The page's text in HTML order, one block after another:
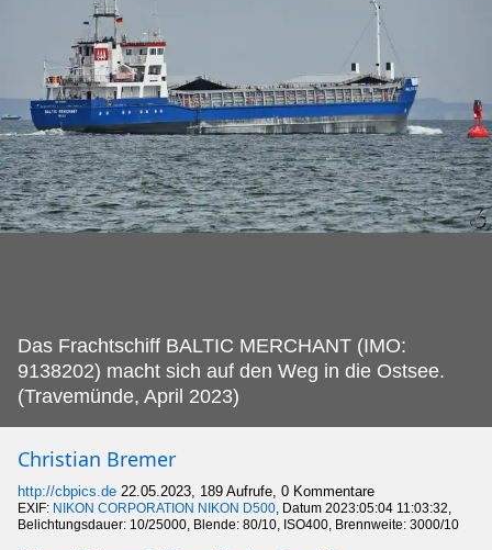
Das Frachtschiff BALTIC MERCHANT (IMO:
9138202) macht sich auf den Weg in die Ostsee.
(Travemünde, April 2023)
Christian Bremer
http://cbpics.de 22.05.2023, 189 Aufrufe, 0 Kommentare
EXIF: NIKON CORPORATION NIKON D500, Datum 2023:05:04 11:03:32,
Belichtungsdauer: 10/25000, Blende: 80/10, ISO400, Brennweite: 3000/10